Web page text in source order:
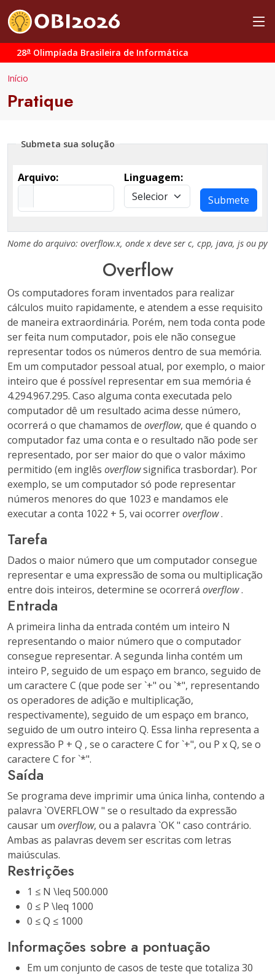
28a Olimpíada Brasileira de Informática
Início
Pratique
Submeta sua solução
Arquivo:
Linguagem:
Submete
Nome do arquivo: overflow.x, ondex deve ser c, cpp, java, js ou py
Overflow
Os computadores foram inventados para realizar
cálculos muito rapidamente, e atendem a esse requisito
de maneira extraordinária. Porém, nem toda conta pode
ser feita num computador, pois ele não consegue
representar todos os números dentro de sua memória.
Em um computador pessoal atual, por exemplo, o maior
inteiro que é possível representar em sua memória é
4.294.967.295. Caso alguma conta executada pelo
computador dê um resultado acima desse número,
ocorrerá o que chamamos de overflow, que é quando o
computador faz uma conta e o resultado não pode ser
representado, por ser maior do que o valor máximo
permitido (em inglês overflowsignifica trasbordar). Por
exemplo, se um computador só pode representar
números menores do que 1023 e mandamos ele
executar a conta 1022 + 5, vai ocorreroverflow.
Tarefa
Dados o maior número que um computador consegue
representar e uma expressão de soma ou multiplicação
entre dois inteiros, determine se ocorrerá overflow.
Entrada
A primeira linha da entrada contém um inteiro N
representando o maior número que o computador
consegue representar. A segunda linha contém um
inteiro P, seguido de um espaço em branco, seguido de
um caractere C (que pode ser `+" ou `*", representando
os operadores de adição e multiplicação,
respectivamente), seguido de um espaço em branco,
seguido de um outro inteiro Q. Essa linha representa a
expressão P + Q , se o caractere C for `+", ou P x Q, se o
caractere C for `*".
Saída
Se programa deve imprimir uma única linha, contendo a
palavra `OVERFLOW " se o resultado da expressão
causar um overflow, ou a palavra `OK " caso contrário.
Ambas as palavras devem ser escritas com letras
maiúsculas.
Restrições
1 ≤ N \leq 500.000
0 ≤ P \leq 1000
0 ≤ Q ≤ 1000
Informações sobre a pontuação
Em um conjunto de casos de teste que totaliza 30